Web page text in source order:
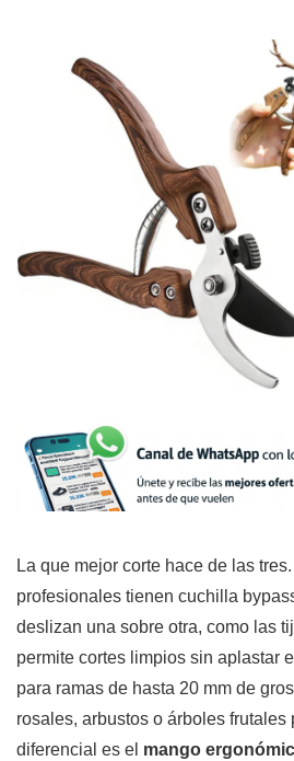
La que mejor corte hace de las
profesionales tienen cuchilla
deslizan una sobre otra, como las
permite cortes limpios sin aplastar
para ramas de hasta 20 mm de
rosales, arbustos o árboles frutales
diferencial es el mango